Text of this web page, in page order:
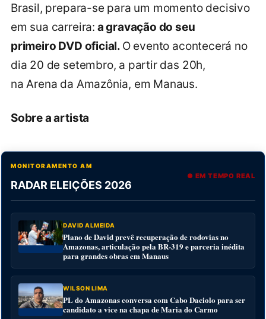
Brasil, prepara-se para um momento decisivo
em sua carreira: a gravação do seu
primeiro DVD oficial. O evento acontecerá no
dia 20 de setembro, a partir das 20h,
na Arena da Amazônia, em Manaus.
Sobre a artista
MONITORAMENTO AM
RADAR ELEIÇÕES 2026
● EM TEMPO REAL
DAVID ALMEIDA
Plano de David prevê recuperação de rodovias no
Amazonas, articulação pela BR-319 e parceria inédita
para grandes obras em Manaus
WILSON LIMA
PL do Amazonas conversa com Cabo Daciolo para ser
candidato a vice na chapa de Maria do Carmo